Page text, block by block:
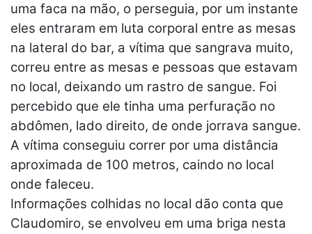
uma faca na mão, o perseguia, por um instante
eles entraram em luta corporal entre as mesas
na lateral do bar, a vítima que sangrava muito,
correu entre as mesas e pessoas que estavam
no local, deixando um rastro de sangue. Foi
percebido que ele tinha uma perfuração no
abdômen, lado direito, de onde jorrava sangue.
A vítima conseguiu correr por uma distância
aproximada de 100 metros, caindo no local
onde faleceu.
Informações colhidas no local dão conta que
Claudomiro, se envolveu em uma briga nesta